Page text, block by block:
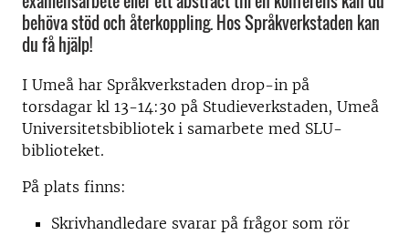
behöva stöd och återkoppling. Hos Språkverkstaden kan
du få hjälp!
I Umeå har Språkverkstaden drop-in på
torsdagar kl 13-14:30 på Studieverkstaden, Umeå
Universitetsbibliotek i samarbete med SLU-
biblioteket.
På plats finns:
Skrivhandledare svarar på frågor som rör